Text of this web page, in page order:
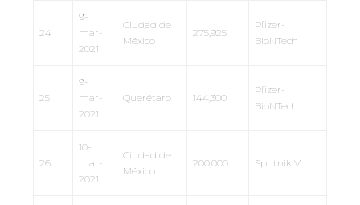
24
9-
mar-
2021
Ciudad de
México
275,925
Pfizer-
BioNTech
25
9-
mar-
2021
Querétaro 144,300
Pfizer-
BioNTech
26
10-
mar-
2021
Ciudad de
México
200,000 Sputnik V